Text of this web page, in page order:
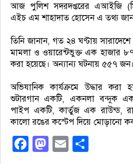
আজ পুলিশ সদরদপ্তরের এআইজি
এইচ এম শাহাদাত হোসেন এ তথ্য
তিনি জানান, গত ২৪ ঘণ্টায়
মামলা ও ওয়ারেন্টভুক্ত এক হাজার
করা হয়েছে। অন্যান্য ঘটনায় ৫৫৭ জন।
অভিযানিক কার্যক্রমে উদ্ধার
শুটারগান একটি, একনলা বন্দুক
পাইপ একটি, কার্তুজ এক রাউন্ড,
কালো রঙের কস্টেপ দিয়ে মোড়ানো
Facebook
Mastodon
Email